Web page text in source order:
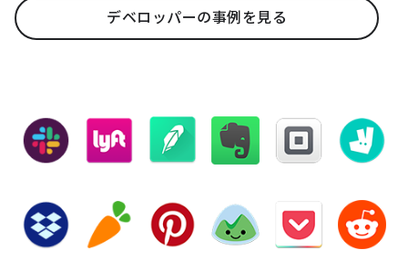
デベロッパーの事例を見る